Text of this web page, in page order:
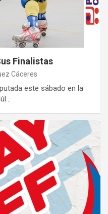
Finalistas
Cáceres
este sábado en la